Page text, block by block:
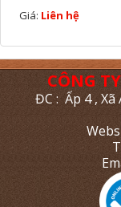
Giá: Liên hệ
CÔNG
ĐC : Ấp 4 ,